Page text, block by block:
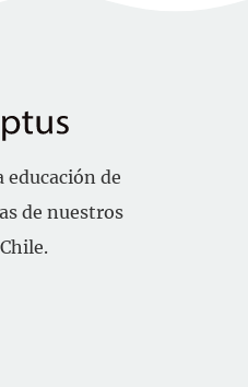
educación de
de nuestros